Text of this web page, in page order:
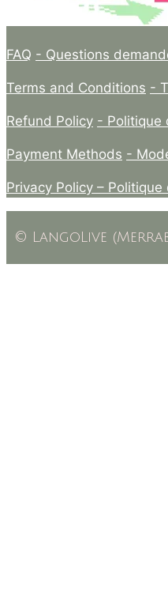
FAQ - Questions
Terms and Conditions -
Refund Policy - Politique
Payment Methods -
Privacy Policy – Politique
© LangoLive